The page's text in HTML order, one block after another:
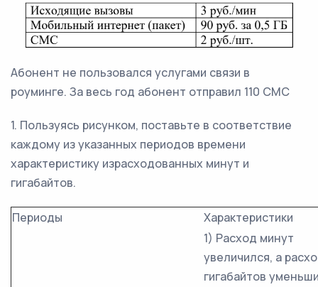
Абонент не пользовался услугами связи в
роуминге. За весь год абонент отправил 110 СМС
1. Пользуясь рисунком, поставьте в соответствие
каждому из указанных периодов времени
характеристику израсходованных минут и
гигабайтов.
Периоды Характеристики
1) Расход минут
увеличился, а
гигабайтов